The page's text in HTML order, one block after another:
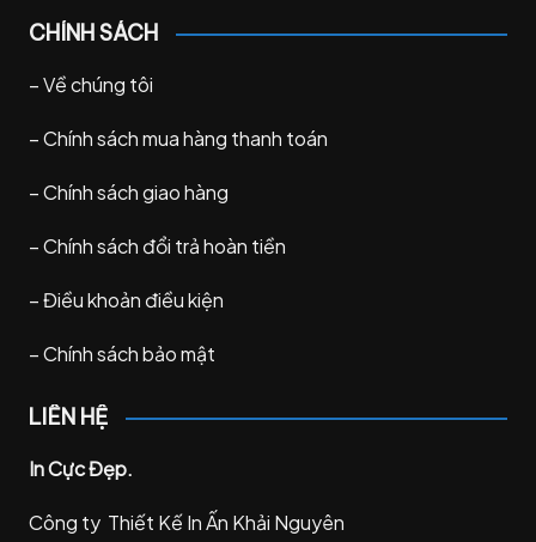
CHÍNH SÁCH
–Về chúng tôi
–Chính sách mua hàng thanh toán
–Chính sách giao hàng
–Chính sách đổi trả hoàn tiền
–Điều khoản điều kiện
–Chính sách bảo mật
LIÊN HỆ
In Cực Đẹp.
Công ty Thiết Kế In Ấn Khải Nguyên